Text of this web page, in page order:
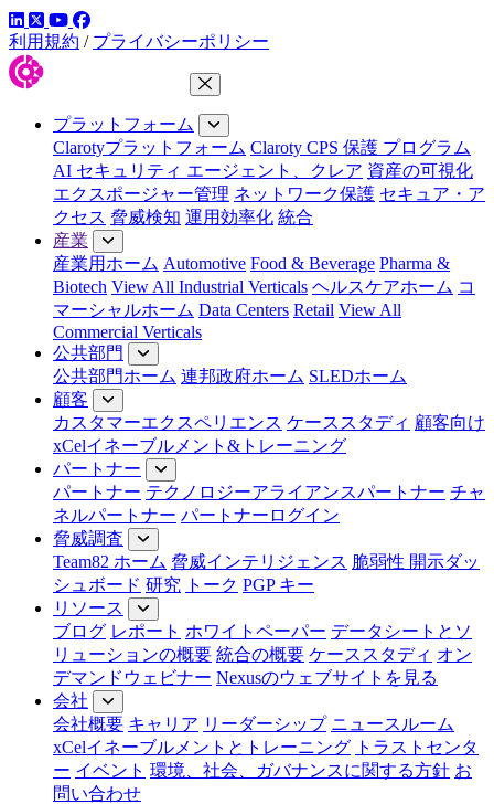
LinkedIn
ツイッター
YouTube
Facebook
利用規約 / プライバシーポリシー
メニューを閉じる
プラットフォーム
Clarotyプラットフォーム Claroty CPS 保護 プログラム
AI セキュリティ エージェント、クレア 資産の可視化
エクスポージャー管理 ネットワーク保護 セキュア・ア
クセス 脅威検知 運用効率化 統合
産業
産業用ホーム Automotive Food & Beverage Pharma &
Biotech View All Industrial Verticals ヘルスケアホーム コ
マーシャルホーム Data Centers Retail View All
Commercial Verticals
公共部門
公共部門ホーム 連邦政府ホーム SLEDホーム
顧客
カスタマーエクスペリエンス ケーススタディ 顧客向け
xCelイネーブルメント&トレーニング
パートナー
パートナー テクノロジーアライアンスパートナー チャ
ネルパートナー パートナーログイン
脅威調査
Team82 ホーム 脅威インテリジェンス 脆弱性 開示ダッ
シュボード 研究 トーク PGP キー
リソース
ブログ レポート ホワイトペーパー データシートとソ
リューションの概要 統合の概要 ケーススタディ オン
デマンドウェビナー Nexusのウェブサイトを見る
会社
会社概要 キャリア リーダーシップ ニュースルーム
xCelイネーブルメントとトレーニング トラストセンタ
ー イベント 環境、社会、ガバナンスに関する方針 お
問い合わせ